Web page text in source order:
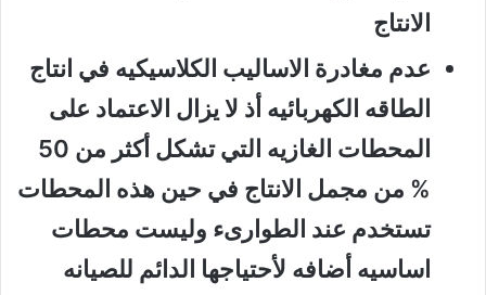
الانتاج
عدم مغادرة الاساليب الكلاسيكيه في انتاج
الطاقه الكهربائيه أذ لا يزال الاعتماد على
المحطات الغازيه التي تشكل أكثر من 50
% من مجمل الانتاج في حين هذه المحطات
تستخدم عند الطوارىء وليست محطات
اساسيه أضافه لأحتياجها الدائم للصيانه